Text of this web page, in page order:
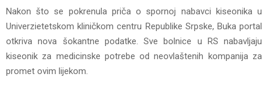
Nakon što se pokrenula priča o spornoj nabavci kiseonika u
Univerzietetskom kliničkom centru Republike Srpske, Buka portal
otkriva nova šokantne podatke. Sve bolnice u RS nabavljaju
kiseonik za medicinske potrebe od neovlaštenih kompanija za
promet ovim lijekom.